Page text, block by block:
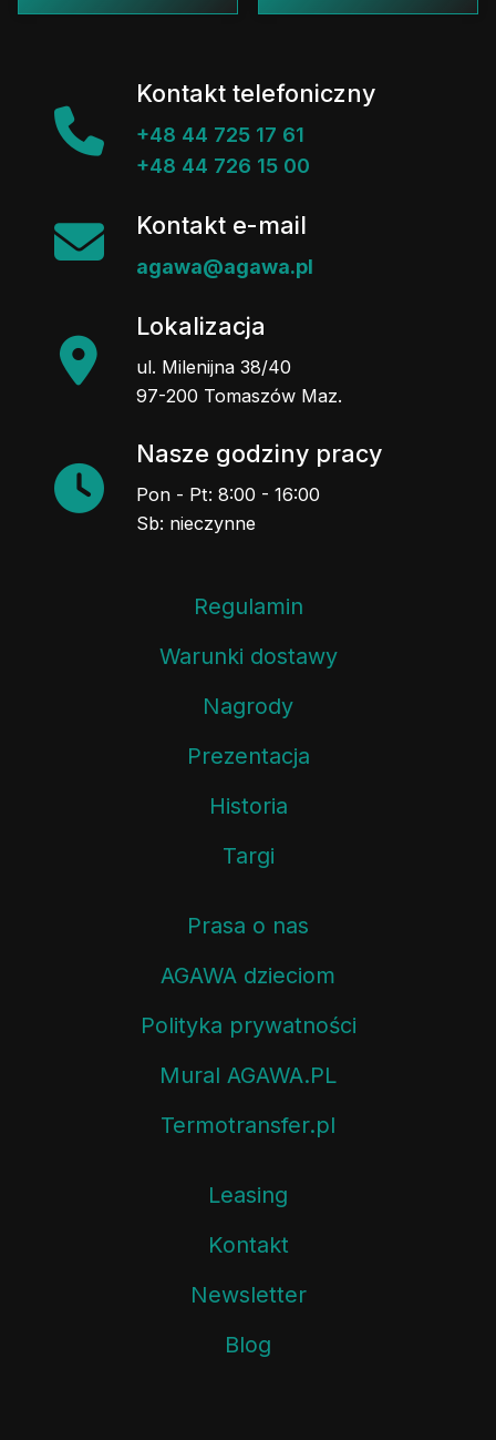
Kontakt telefoniczny
+48 44 725 17 61
+48 44 726 15 00
Kontakt e-mail
agawa@agawa.pl
Lokalizacja
ul. Milenijna 38/40
97-200 Tomaszów Maz.
Nasze godziny pracy
Pon - Pt: 8:00 - 16:00
Sb: nieczynne
Regulamin
Warunki dostawy
Nagrody
Prezentacja
Historia
Targi
Prasa o nas
AGAWA dzieciom
Polityka prywatności
Mural AGAWA.PL
Termotransfer.pl
Leasing
Kontakt
Newsletter
Blog